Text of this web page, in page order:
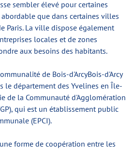
sembler élevé pour certaines
que dans certaines villes
Paris. La ville dispose également
locales et de zones
aux besoins des habitants.
de Bois-d'ArcyBois-d'Arcy
le département des Yvelines en Île-
de la Communauté d'Agglomération
qui est un établissement public
(EPCI).
forme de coopération entre les